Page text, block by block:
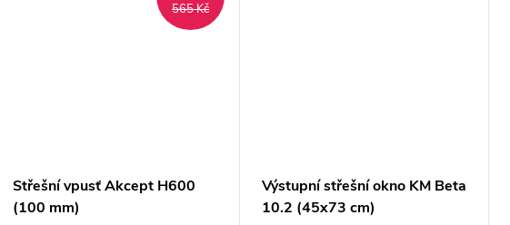
565 Kč
Střešní vpusť Akcept H600
(100 mm)
Výstupní střešní okno KM Beta
10.2 (45x73 cm)